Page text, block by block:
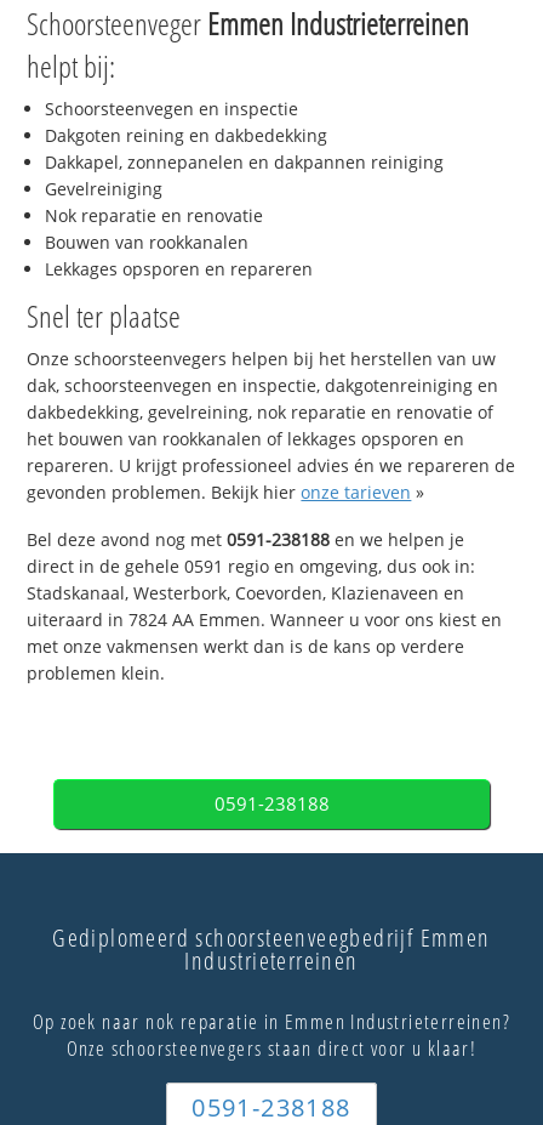
Schoorsteenveger Emmen Industrieterreinen
helpt bij:
Schoorsteenvegen en inspectie
Dakgoten reining en dakbedekking
Dakkapel, zonnepanelen en dakpannen reiniging
Gevelreiniging
Nok reparatie en renovatie
Bouwen van rookkanalen
Lekkages opsporen en repareren
Snel ter plaatse
Onze schoorsteenvegers helpen bij het herstellen van uw
dak, schoorsteenvegen en inspectie, dakgotenreiniging en
dakbedekking, gevelreining, nok reparatie en renovatie of
het bouwen van rookkanalen of lekkages opsporen en
repareren. U krijgt professioneel advies én we repareren de
gevonden problemen. Bekijk hieronze tarieven »
Bel deze avond nog met0591-238188 en we helpen je
direct in de gehele 0591 regio en omgeving, dus ook in:
Stadskanaal, Westerbork, Coevorden, Klazienaveen en
uiteraard in 7824 AA Emmen. Wanneer u voor ons kiest en
met onze vakmensen werkt dan is de kans op verdere
problemen klein.
0591-238188
Gediplomeerd schoorsteenveegbedrijf Emmen
Industrieterreinen
Op zoek naar nok reparatie in Emmen Industrieterreinen?
Onze schoorsteenvegers staan direct voor u klaar!
0591-238188